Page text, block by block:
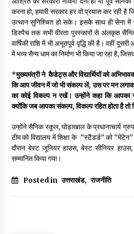
करना हो, हमारी सरकार हर वो प्रयास कर रही है
उत्थान सुनिश्चित हो सके। इसके साथ ही सेना
डिस्पैच तक सभी वीरता पुरस्कारों से अंलकृत
वार्षिकी राशि में भी अभूतपूर्व वृद्धि की है। वहीं
में भव्य सैन्य धाम का निर्माण भी किया जा रहा है,
*मुख्यमंत्री ने कैडेट्स और विद्यार्थियों को
कि आप जीवन में जो भी संकल्प लें, उस पर मन
का कोई विकल्प न रखें। उन्होंने कहा कि आपका
क्योंकि जब आपका संकल्प, विकल्प रहित होता है तो
उन्होंने सैनिक स्कूल, घोड़ाखाल के प्रधानाचार्य
टीम को विद्यालय में शिक्षा के “स्टैंडर्ड” को
दौरान बेस्ट जूनियर हाउस, बेस्ट सीनियर हाउस,
सम्मानित किया गया।
Posted in उत्तराखंड, राजनीति